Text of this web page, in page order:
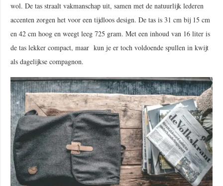
wol. De tas straalt vakmanschap uit, samen met de natuurlijk lederen
accenten zorgen het voor een tijdloos design. De tas is 31 cm bij 15 cm
en 42 cm hoog en weegt leeg 725 gram. Met een inhoud van 16 liter is
de tas lekker compact, maar kun je er toch voldoende spullen in kwijt
als dagelijkse compagnon.